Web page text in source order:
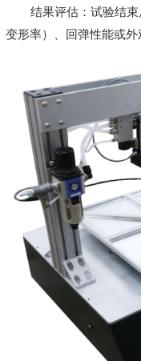
结果评估：试验结
变形率）、回弹性能或外